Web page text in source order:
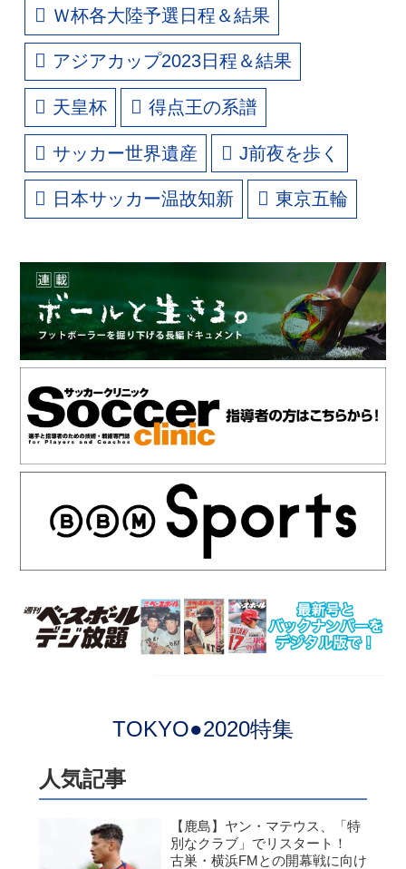
Ｗ杯各大陸予選日程＆結果
アジアカップ2023日程＆結果
天皇杯 得点王の系譜
サッカー世界遺産 J前夜を歩く
日本サッカー温故知新 東京五輪
TOKYO●2020特集
人気記事
【鹿島】ヤン・マテウス、「特
別なクラブ」でリスタート！
古巣・横浜FMとの開幕戦に向け